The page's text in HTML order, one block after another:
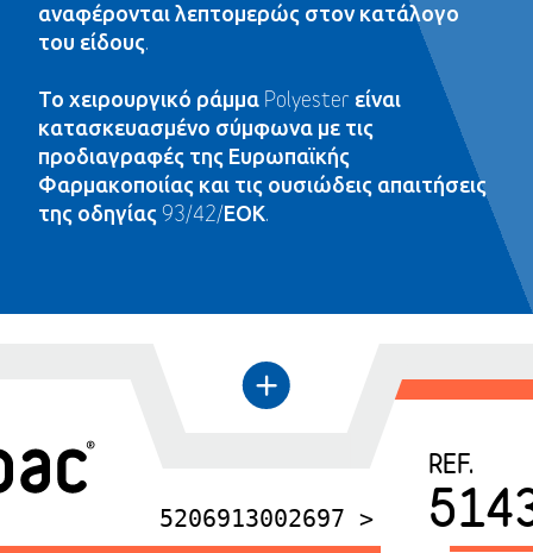
αναφέρονται λεπτομερώς στον κατάλογο
του είδους.
Το χειρουργικό ράμμα Polyester είναι
κατασκευασμένο σύμφωνα με τις
προδιαγραφές της Ευρωπαϊκής
Φαρμακοποιίας και τις ουσιώδεις απαιτήσεις
της οδηγίας 93/42/ΕΟΚ.
←
+
5206913002697 >
REF.